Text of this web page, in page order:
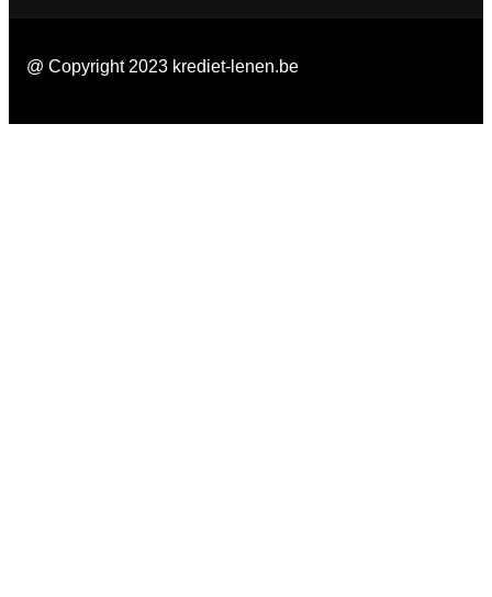
@ Copyright 2023 krediet-lenen.be